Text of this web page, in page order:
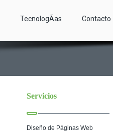
TecnologÃ­as Contacto
Servicios
Diseño de Páginas Web